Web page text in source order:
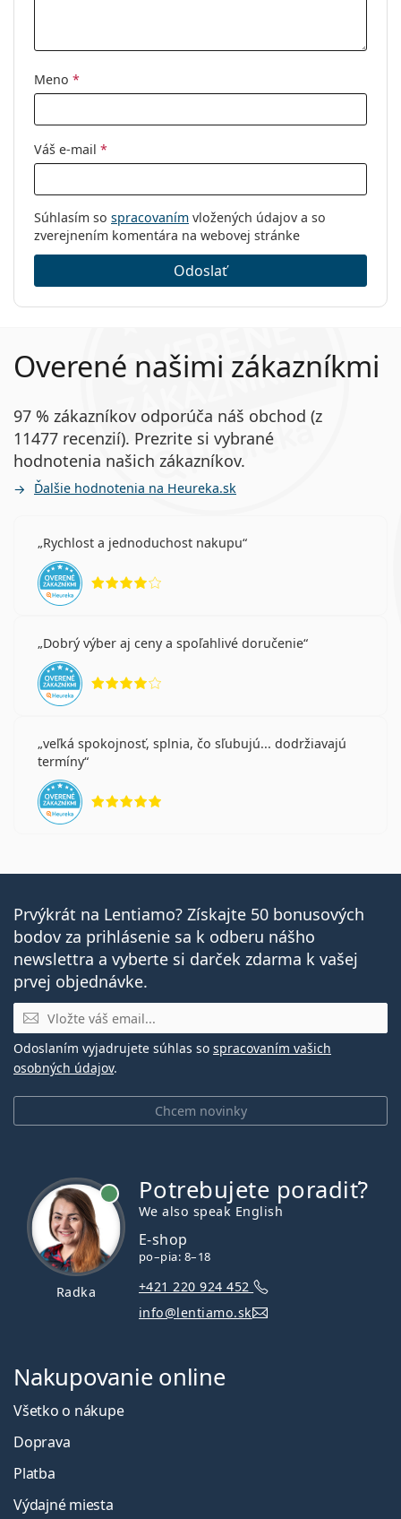
Meno *
Váš e-mail *
Súhlasím so spracovaním vložených údajov a so
zverejnením komentára na webovej stránke
Odoslať
Overené našimi zákazníkmi
97 % zákazníkov odporúča náš obchod (z
11477 recenzií). Prezrite si vybrané
hodnotenia našich zákazníkov.
Ďalšie hodnotenia na Heureka.sk
Rychlost a jednoduchost nakupu
Dobrý výber aj ceny a spoľahlivé doručenie
veľká spokojnosť, splnia, čo sľubujú... dodržiavajú
termíny
Prvýkrát na Lentiamo? Získajte 50 bonusových
bodov za prihlásenie sa k odberu nášho
newslettra a vyberte si darček zdarma k vašej
prvej objednávke.
E-mail
Chcem novinky
Odoslaním vyjadrujete súhlas so spracovaním vašich
osobných údajov.
Radka
Potrebujete poradiť?
We also speak English
E-shop
po–pia: 8–18
+421 220 924 452
info@lentiamo.sk
Nakupovanie online
Všetko o nákupe
Doprava
Platba
Výdajné miesta